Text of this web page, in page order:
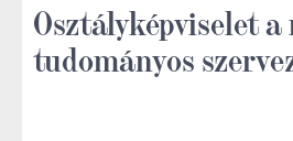
Osztályképviselet
tudományos